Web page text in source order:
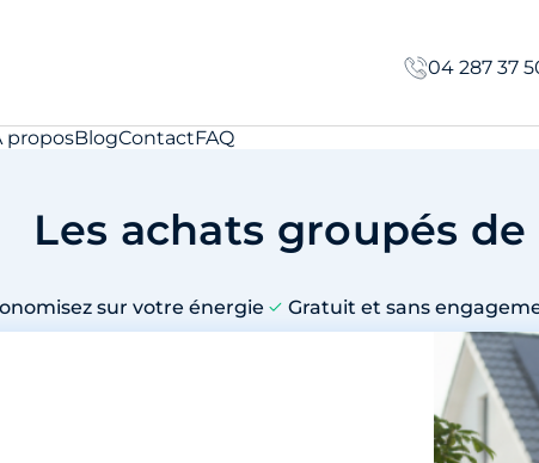
04 287 37
proposBlogContactFAQ
Les achats groupés
sur votre énergie Gratuit et sans